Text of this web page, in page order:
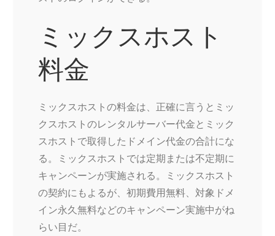
ミックスホスト
料金
ミックスホストの料金は、正確に言うとミッ
クスホストのレンタルサーバー代金とミック
スホストで取得したドメイン代金の合計にな
る。ミックスホストでは定期または不定期に
キャンペーンが実施される。ミックスホスト
の契約にもよるが、初期費用無料、対象ドメ
イン永久無料などのキャンペーン実施中がね
らい目だ。